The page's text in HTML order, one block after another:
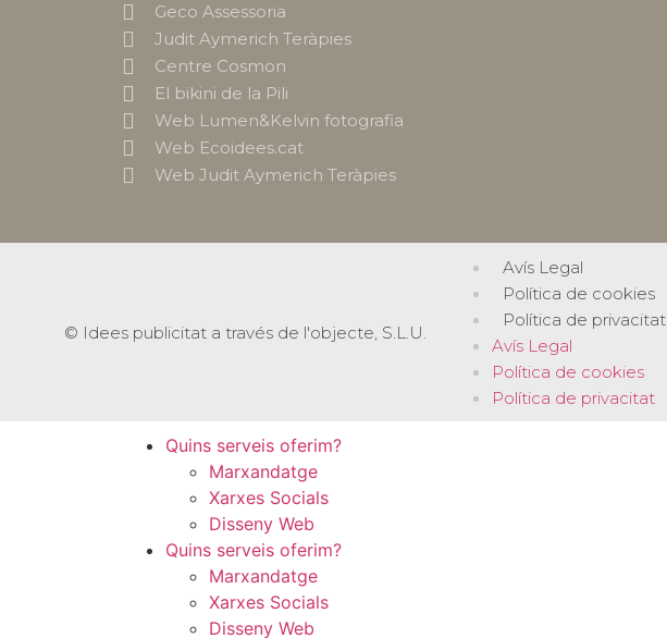
Geco Assessoria
Judit Aymerich Teràpies
Centre Cosmon
El bikini de la Pili
Web Lumen&Kelvin fotografia
Web Ecoidees.cat
Web Judit Aymerich Teràpies
© Idees publicitat a través de l'objecte, S.L.U.
Avís Legal
Política de cookies
Política de privacitat
Avís Legal
Política de cookies
Política de privacitat
Quins serveis oferim?
Marxandatge
Xarxes Socials
Disseny Web
Quins serveis oferim?
Marxandatge
Xarxes Socials
Disseny Web